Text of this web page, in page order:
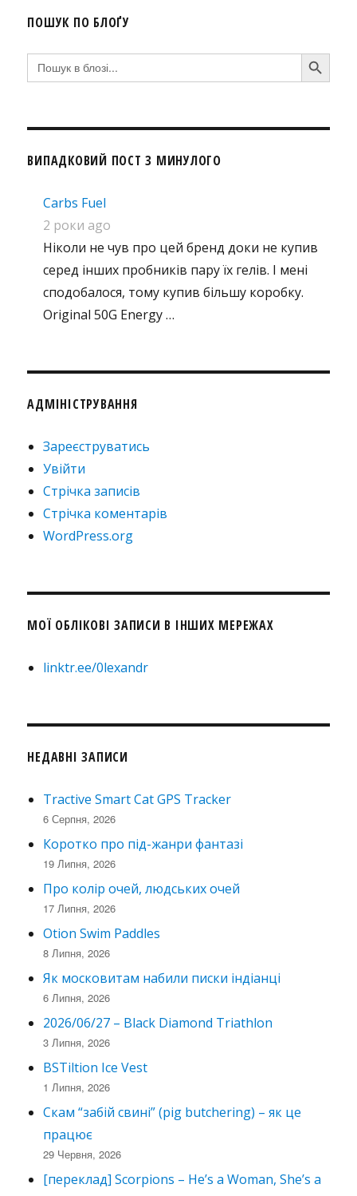
ПОШУК ПО БЛОҐУ
Search
for:
SEARCH BUTTON
ВИПАДКОВИЙ ПОСТ З МИНУЛОГО
Carbs Fuel
2 роки ago
Ніколи не чув про цей бренд доки не купив
серед інших пробників пару їх гелів. І мені
сподобалося, тому купив більшу коробку.
Original 50G Energy …
АДМІНІСТРУВАННЯ
Зареєструватись
Увійти
Стрічка записів
Стрічка коментарів
WordPress.org
МОЇ ОБЛІКОВІ ЗАПИСИ В ІНШИХ МЕРЕЖАХ
linktr.ee/0lexandr
НЕДАВНІ ЗАПИСИ
Tractive Smart Cat GPS Tracker
6 Серпня, 2026
Коротко про під-жанри фантазі
19 Липня, 2026
Про колір очей, людських очей
17 Липня, 2026
Otion Swim Paddles
8 Липня, 2026
Як московитам набили писки індіанці
6 Липня, 2026
2026/06/27 – Black Diamond Triathlon
3 Липня, 2026
BSTiltion Ice Vest
1 Липня, 2026
Скам “забій свині” (pig butchering) – як це
працює
29 Червня, 2026
[переклад] Scorpions – He’s a Woman, She’s a